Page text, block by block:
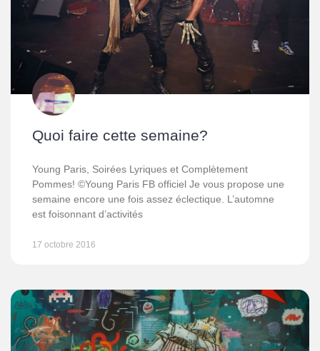
Quoi faire cette semaine?
Young Paris, Soirées Lyriques et Complètement
Pommes! ©Young Paris FB officiel Je vous propose une
semaine encore une fois assez éclectique. L’automne
est foisonnant d’activités
17 octobre 2016